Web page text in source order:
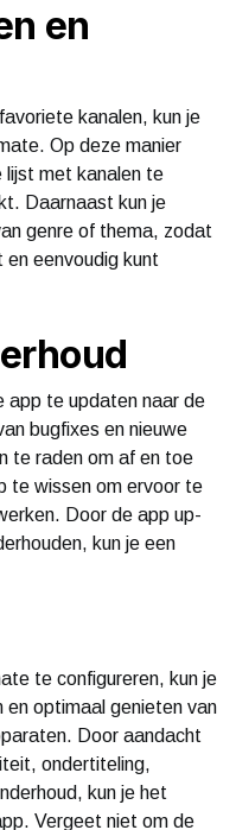
en
kanalen, kun je
Op deze manier
lijst met kanalen te
Daarnaast kun je
genre of thema, zodat
en eenvoudig kunt
app te updaten naar de
bugfixes en nieuwe
te raden om af en toe
te wissen om ervoor te
Door de app up-
kun je een
te configureren, kun je
en optimaal genieten van
Door aandacht
ondertiteling,
kun je het
Vergeet niet om de